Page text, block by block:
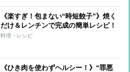
《楽すぎ！包まない“時短餃子”》焼く
だけ＆レンチンで完成の簡単レシピ！
料理・レシピ
《ひき肉を使わずヘルシー！》“罪悪